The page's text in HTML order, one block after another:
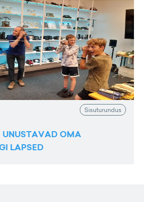
Sisuturundus
UNUSTAVAD OMA
LAPSED